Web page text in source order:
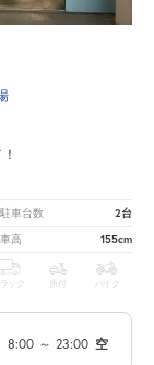
駐車台数 2台
車高 155cm
ラック 原付 バイク
8:00 ～ 23:00 空